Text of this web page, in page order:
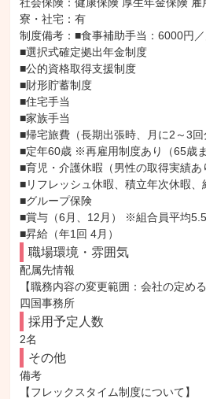
寮・社宅：有
制度備考：■食事補助手当：6000円／
■選択式確定拠出年金制度
■公的資格取得支援制度
■財形貯蓄制度
■住宅手当
■家族手当
■帰宅旅費（長期出張時、月に2～3回
■定年60歳 ※再雇用制度あり（65歳ま
■育児・介護休暇（男性の取得実績あ
■リフレッシュ休暇、積立年次休暇
■グループ保険
■賞与（6月、12月） ※組合員平均5.5
■昇給（年1回 4月）
職場環境・雰囲気
配属先情報
【職務内容の変更範囲：会社の定める
四国事務所
採用予定人数
2名
その他
備考
【フレックスタイム制度について】